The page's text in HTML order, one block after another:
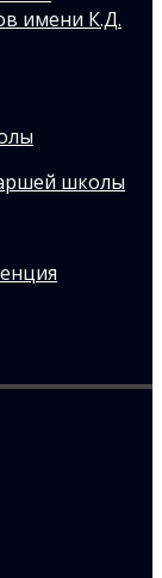
имени К.Д.
школы